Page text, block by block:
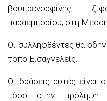
βουπρενορφίνης,
παραεμπορίου, στη
Οι συλληφθέντες θα
τόπο Εισαγγελείς.
Οι δράσεις αυτές είναι
τόσο στην πρόληψη